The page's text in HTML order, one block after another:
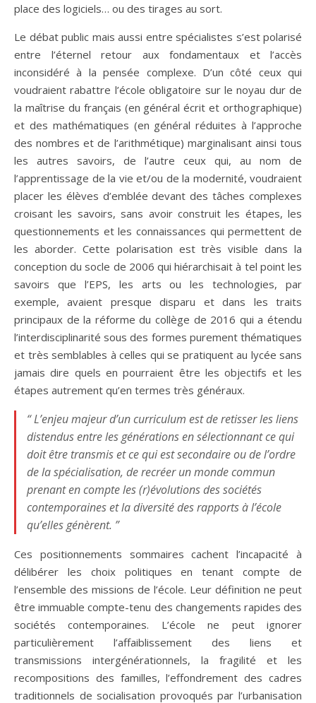
place des logiciels… ou des tirages au sort.
Le débat public mais aussi entre spécialistes s’est polarisé
entre l’éternel retour aux fondamentaux et l’accès
inconsidéré à la pensée complexe. D’un côté ceux qui
voudraient rabattre l’école obligatoire sur le noyau dur de
la maîtrise du français (en général écrit et orthographique)
et des mathématiques (en général réduites à l’approche
des nombres et de l’arithmétique) marginalisant ainsi tous
les autres savoirs, de l’autre ceux qui, au nom de
l’apprentissage de la vie et/ou de la modernité, voudraient
placer les élèves d’emblée devant des tâches complexes
croisant les savoirs, sans avoir construit les étapes, les
questionnements et les connaissances qui permettent de
les aborder. Cette polarisation est très visible dans la
conception du socle de 2006 qui hiérarchisait à tel point les
savoirs que l’EPS, les arts ou les technologies, par
exemple, avaient presque disparu et dans les traits
principaux de la réforme du collège de 2016 qui a étendu
l’interdisciplinarité sous des formes purement thématiques
et très semblables à celles qui se pratiquent au lycée sans
jamais dire quels en pourraient être les objectifs et les
étapes autrement qu’en termes très généraux.
“ L’enjeu majeur d’un curriculum est de retisser les liens
distendus entre les générations en sélectionnant ce qui
doit être transmis et ce qui est secondaire ou de l’ordre
de la spécialisation, de recréer un monde commun
prenant en compte les (r)évolutions des sociétés
contemporaines et la diversité des rapports à l’école
qu’elles génèrent. ”
Ces positionnements sommaires cachent l’incapacité à
délibérer les choix politiques en tenant compte de
l’ensemble des missions de l’école. Leur définition ne peut
être immuable compte-tenu des changements rapides des
sociétés contemporaines. L’école ne peut ignorer
particulièrement l’affaiblissement des liens et
transmissions intergénérationnels, la fragilité et les
recompositions des familles, l’effondrement des cadres
traditionnels de socialisation provoqués par l’urbanisation